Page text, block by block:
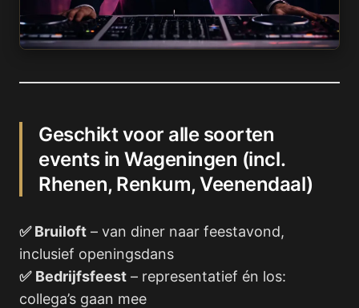
Geschikt voor alle soorten
events in Wageningen (incl.
Rhenen, Renkum, Veenendaal)
✅ Bruiloft – van diner naar feestavond,
inclusief openingsdans
✅ Bedrijfsfeest – representatief én los:
collega’s gaan mee